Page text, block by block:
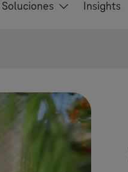
Soluciones Insights